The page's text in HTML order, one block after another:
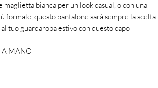
maglietta bianca per un look casual, o con una
formale, questo pantalone sarà sempre la scelta
tuo guardaroba estivo con questo capo
A MANO